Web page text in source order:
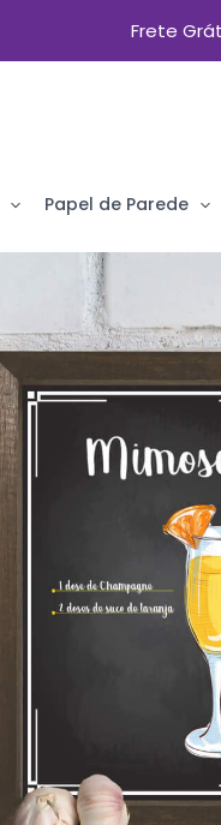
Frete
Papel de Parede